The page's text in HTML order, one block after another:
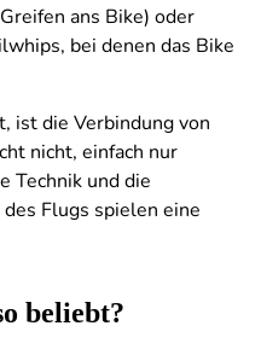
ans Bike) oder
bei denen das Bike
ist die Verbindung von
nicht, einfach nur
Technik und die
Flugs spielen eine
beliebt?